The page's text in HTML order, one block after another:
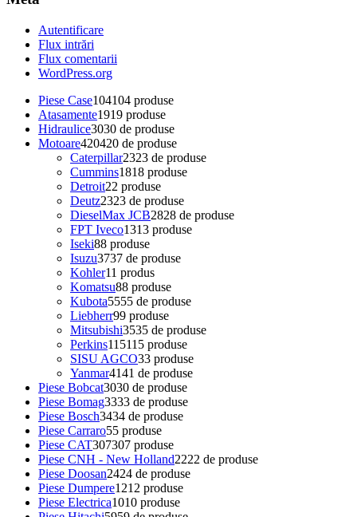
Autentificare
Flux intrări
Flux comentarii
WordPress.org
Piese Case104104 produse
Atasamente1919 produse
Hidraulice3030 de produse
Motoare420420 de produse
Caterpillar2323 de produse
Cummins1818 produse
Detroit22 produse
Deutz2323 de produse
DieselMax JCB2828 de produse
FPT Iveco1313 produse
Iseki88 produse
Isuzu3737 de produse
Kohler11 produs
Komatsu88 produse
Kubota5555 de produse
Liebherr99 produse
Mitsubishi3535 de produse
Perkins115115 produse
SISU AGCO33 produse
Yanmar4141 de produse
Piese Bobcat3030 de produse
Piese Bomag3333 de produse
Piese Bosch3434 de produse
Piese Carraro55 produse
Piese CAT307307 produse
Piese CNH - New Holland2222 de produse
Piese Doosan2424 de produse
Piese Dumpere1212 produse
Piese Electrica1010 produse